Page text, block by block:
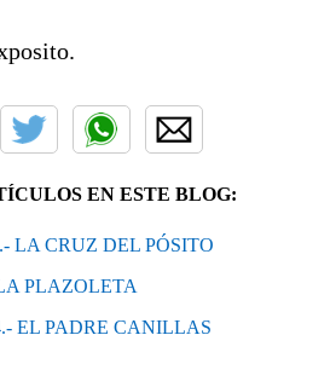
EN ESTE BLOG:
LA CRUZ DEL PÓSITO
PLAZOLETA
EL PADRE CANILLAS